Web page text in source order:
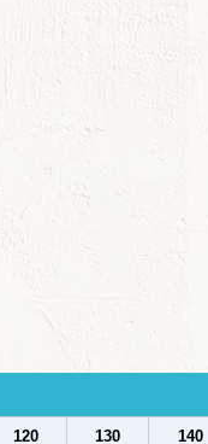
120 130 140